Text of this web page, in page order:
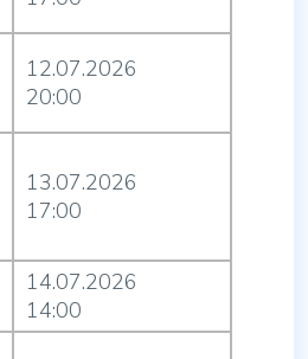
12.07.2026
20:00
13.07.2026
17:00
14.07.2026
14:00